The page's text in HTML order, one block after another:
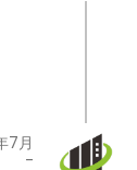
7月
-